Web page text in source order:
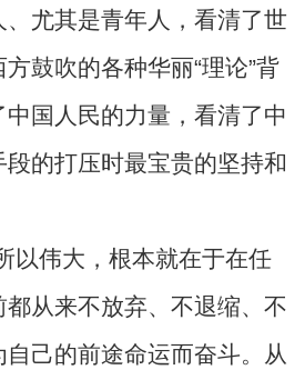
尤其是青年人，看清了世
鼓吹的各种华丽“理论”背
中国人民的力量，看清了中
的打压时最宝贵的坚持和
伟大，根本就在于在任
从来不放弃、不退缩、不
自己的前途命运而奋斗。从